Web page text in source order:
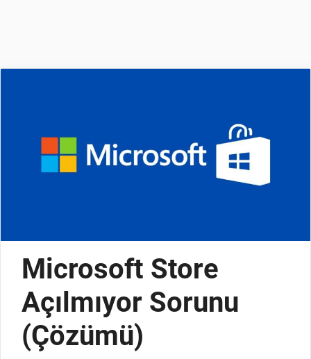
Microsoft Store
Açılmıyor Sorunu
(Çözümü)